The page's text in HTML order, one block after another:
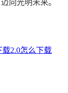
向光明未来。
载2.0怎么下载